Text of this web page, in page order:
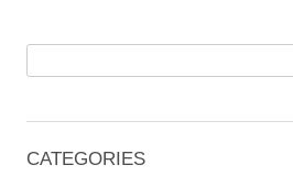
CATEGORIES